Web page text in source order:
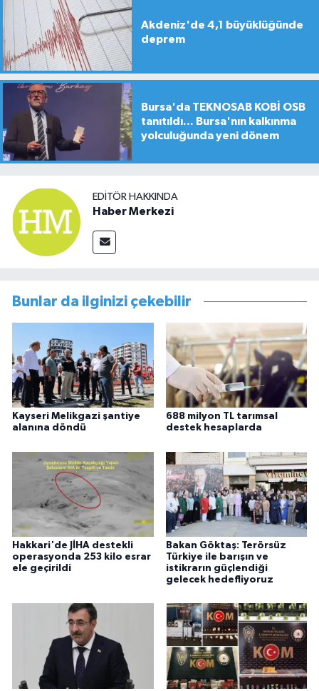
Akdeniz'de 4,1 büyüklüğünde
deprem
Bursa'da TEKNOSAB KOBİ OSB
tanıtıldı... Bursa'nın kalkınma
yolculuğunda yeni dönem
EDITÖR HAKKINDA
Haber Merkezi
Bunlar da ilginizi çekebilir
Kayseri Melikgazi şantiye
alanına döndü
688 milyon TL tarımsal
destek hesaplarda
Hakkari'de JİHA destekli
operasyonda 253 kilo esrar
ele geçirildi
Bakan Göktaş: Terörsüz
Türkiye ile barışın ve
istikrarın güçlendiği
gelecek hedefliyoruz